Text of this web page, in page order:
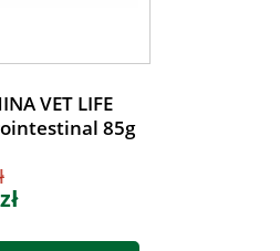
VET LIFE
85g